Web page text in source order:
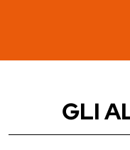
GLI